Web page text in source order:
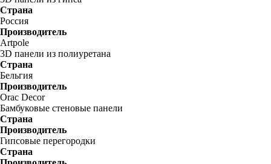
Страна
Россия
Производитель
Artpole
3D панели из полиуретана
Страна
Бельгия
Производитель
Orac Decor
Бамбуковые стеновые панели
Страна
Производитель
Гипсовые перегородки
Страна